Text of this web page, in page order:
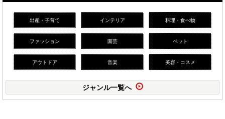
出産・子育て インテリア 料理・食べ物
ファッション 園芸 ペット
アウトドア 音楽 美容・コスメ
ジャンル一覧へ